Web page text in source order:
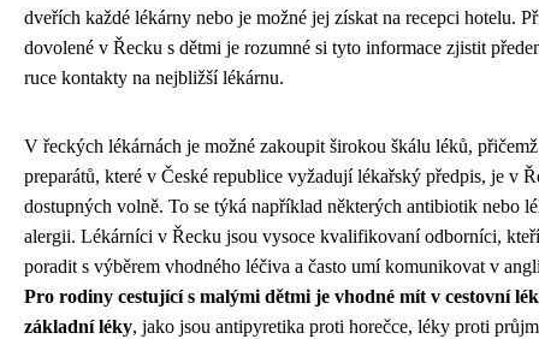
dveřích každé lékárny nebo je možné jej získat na recepci hotelu.
dovolené v Řecku s dětmi je rozumné si tyto informace zjistit
ruce kontakty na nejbližší lékárnu.
V řeckých lékárnách je možné zakoupit širokou škálu léků,
preparátů, které v České republice vyžadují lékařský předpis, je v
dostupných volně. To se týká například některých antibiotik nebo
alergii. Lékárníci v Řecku jsou vysoce kvalifikovaní odborníci,
poradit s výběrem vhodného léčiva a často umí komunikovat v
Pro rodiny cestující s malými dětmi je vhodné mít v cestovní
základní léky, jako jsou antipyretika proti horečce, léky proti